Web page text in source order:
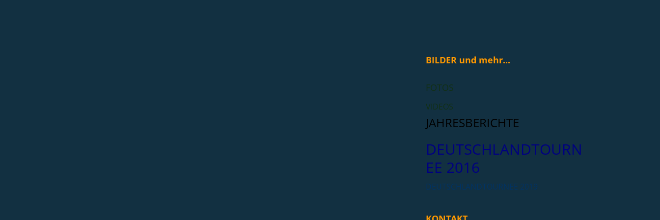
BILDER und mehr...
FOTOS
VIDEOS
JAHRESBERICHTE
DEUTSCHLANDTOURN
EE 2016
DEUTSCHLANDTOURNEE 2019